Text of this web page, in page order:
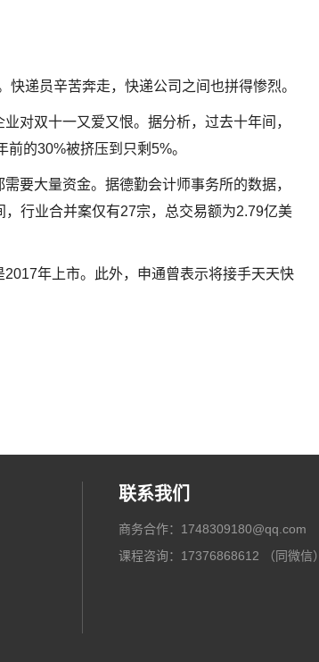
递员辛苦奔走，快递公司之间也拼得惨烈。
对双十一又爱又恨。据分析，过去十年间，
的30%被挤压到只剩5%。
要大量资金。据德勤会计师事务所的数据，
行业合并案仅有27宗，总交易额为2.79亿美
年上市。此外，申通曾表示将接手天天快
联系我们
商务合作：1748309180@qq.com
课程咨询：17376868612 （同微信）